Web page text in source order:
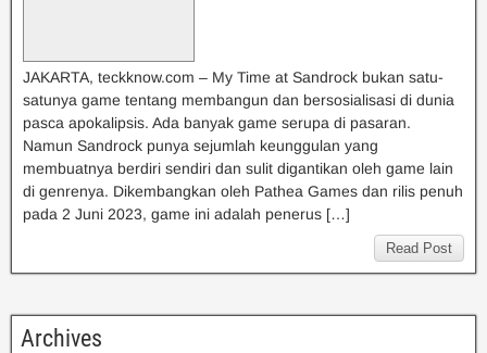
JAKARTA, teckknow.com – My Time at Sandrock bukan satu-
satunya game tentang membangun dan bersosialisasi di dunia
pasca apokalipsis. Ada banyak game serupa di pasaran.
Namun Sandrock punya sejumlah keunggulan yang
membuatnya berdiri sendiri dan sulit digantikan oleh game lain
di genrenya. Dikembangkan oleh Pathea Games dan rilis penuh
pada 2 Juni 2023, game ini adalah penerus […]
Read Post
Archives